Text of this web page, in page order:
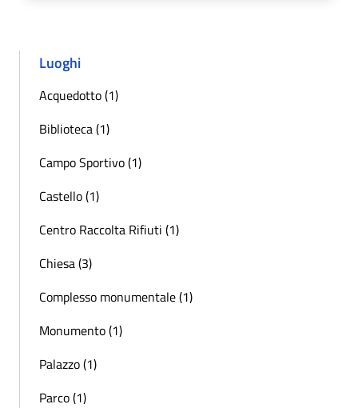
Luoghi
Acquedotto (1)
Biblioteca (1)
Campo Sportivo (1)
Castello (1)
Centro Raccolta Rifiuti (1)
Chiesa (3)
Complesso monumentale (1)
Monumento (1)
Palazzo (1)
Parco (1)